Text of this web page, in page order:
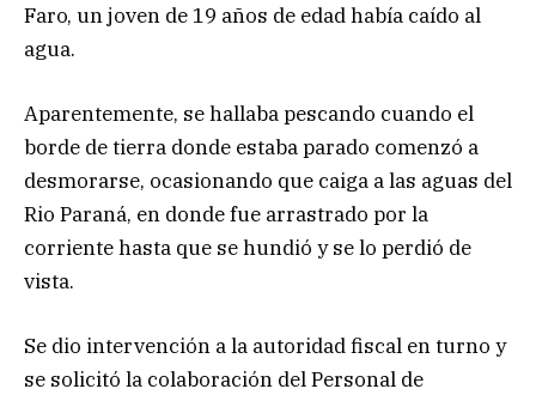
Faro, un joven de 19 años de edad había caído al
agua.
Aparentemente, se hallaba pescando cuando el
borde de tierra donde estaba parado comenzó a
desmorarse, ocasionando que caiga a las aguas del
Rio Paraná, en donde fue arrastrado por la
corriente hasta que se hundió y se lo perdió de
vista.
Se dio intervención a la autoridad fiscal en turno y
se solicitó la colaboración del Personal de